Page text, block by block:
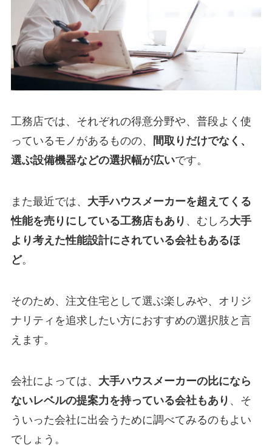
工務店では、それぞれの得意分野や、普段よく使
っているモノがあるものの、
間取りだけでなく、
選ぶ設備機器などの選択幅が広いです。
また最近では、 大手ハウスメーカーを超えてくる
性能を売りにしている工務店もあり 、むしろ大手
より考えた性能設計にされている会社もあるほ
ど。
そのため、注文住宅として選ぶ楽しみや、オリジ
ナリティを追求したい方におすすめの選択肢と言
えます。
会社によっては、 大手ハウスメーカーの比になら
ないレベルの提案力を持っている会社もあり 、そ
ういった会社に出会うために調べてみるのもよい
でしょう。